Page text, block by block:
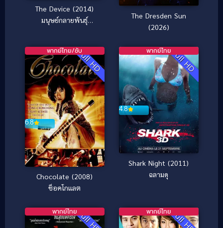
The Device (2014)
มนุษย์กลายพันธุ์
The Dresden Sun
(2026)
Full HD
6.8
พากย์ไทย/ซับ
Chocolate (2008)
ช็อคโกแลต
Full HD
4.8
พากย์ไทย
Shark Night (2011)
ฉลามดุ
Full HD
พากย์ไทย Full HD
พากย์ไทย